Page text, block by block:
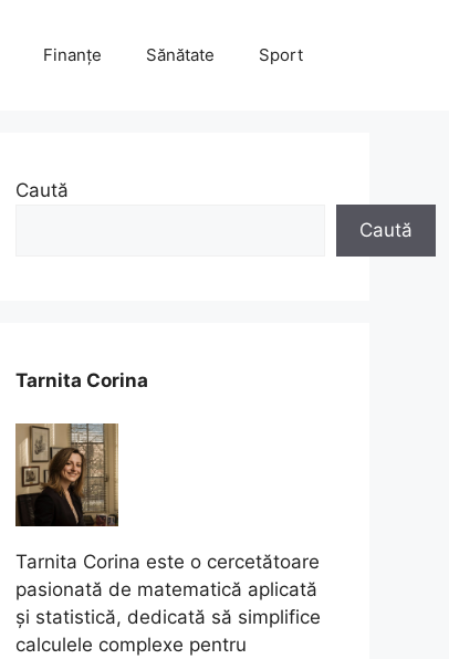
Finanțe Sănătate Sport
Caută
Caută
Tarnita Corina
Tarnita Corina este o cercetătoare
pasionată de matematică aplicată
și statistică, dedicată să simplifice
calculele complexe pentru